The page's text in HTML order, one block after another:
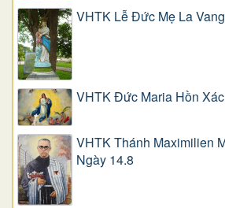
VHTK Lễ Đức Mẹ La
VHTK Đức Maria Hồn
VHTK Thánh Maximilien
Ngày 14.8